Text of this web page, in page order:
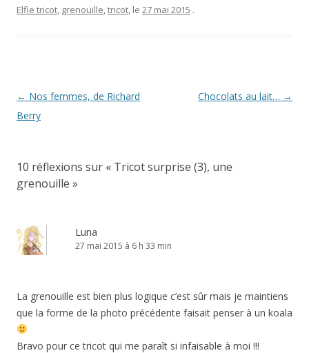
Elfie tricot, grenouille,tricot, le 27 mai 2015 .
Navigation
des
← Nos femmes, de Richard
Berry
Chocolats au lait… →
10 réflexions sur « Tricot surprise (3), une
grenouille »
Luna
27 mai 2015 à 6 h 33 min
La grenouille est bien plus logique c’est sûr mais je maintiens
que la forme de la photo précédente faisait penser à un koala
Bravo pour ce tricot qui me paraît si infaisable à moi !!!